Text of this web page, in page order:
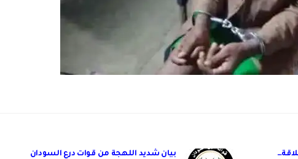
بيان شديد اللهجة من قوات درع السودان